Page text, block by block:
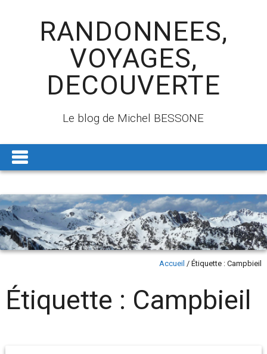
RANDONNEES,
VOYAGES,
DECOUVERTE
Le blog de Michel BESSONE
Accueil /Étiquette :Campbieil
Étiquette : Campbieil